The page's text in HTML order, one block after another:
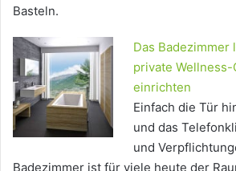
Basteln.
Das Badezimmer
private Wellness-
einrichten
Einfach die Tür
und das
und
Badezimmer ist für viele heute der